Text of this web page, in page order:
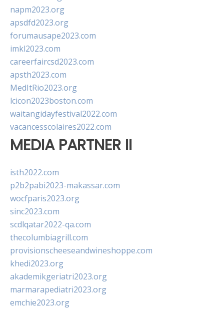
napm2023.org
apsdfd2023.org
forumausape2023.com
imkl2023.com
careerfaircsd2023.com
apsth2023.com
MedItRio2023.org
lcicon2023boston.com
waitangidayfestival2022.com
vacancesscolaires2022.com
MEDIA PARTNER II
isth2022.com
p2b2pabi2023-makassar.com
wocfparis2023.org
sinc2023.com
scdlqatar2022-qa.com
thecolumbiagrill.com
provisionscheeseandwineshoppe.com
khedi2023.org
akademikgeriatri2023.org
marmarapediatri2023.org
emchie2023.org